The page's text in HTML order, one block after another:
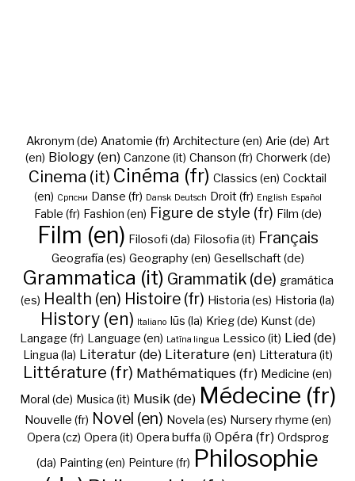
Akronym (de) Anatomie (fr) Architecture (en) Arie (de) Art
(en) Biology (en) Canzone (it) Chanson (fr) Chorwerk (de)
Cinema (it) Cinéma (fr) Classics (en) Cocktail
(en) Cрпски Danse (fr) Dansk Deutsch Droit (fr) English Español
Fable (fr) Fashion (en) Figure de style (fr) Film (de)
Film (en) Filosofi (da) Filosofia (it) Français
Geografía (es) Geography (en) Gesellschaft (de)
Grammatica (it) Grammatik (de) gramática
(es) Health (en) Histoire (fr) Historia (es) Historia (la)
History (en) Italiano Iūs (la) Krieg (de) Kunst (de)
Langage (fr) Language (en) Latīna lingua Lessico (it) Lied (de)
Lingua (la) Literatur (de) Literature (en) Litteratura (it)
Littérature (fr) Mathématiques (fr) Medicine (en)
Moral (de) Musica (it) Musik (de) Médecine (fr)
Nouvelle (fr) Novel (en) Novela (es) Nursery rhyme (en)
Opera (cz) Opera (it) Opera buffa (i) Opéra (fr) Ordsprog
(da) Painting (en) Peinture (fr) Philosophie